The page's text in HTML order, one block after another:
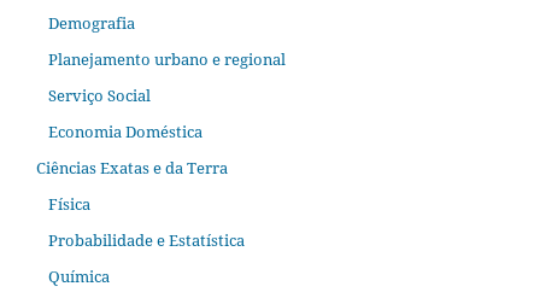
Demografia
Planejamento urbano e regional
Serviço Social
Economia Doméstica
Ciências Exatas e da Terra
Física
Probabilidade e Estatística
Química